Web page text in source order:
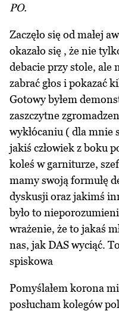
PO.
Zaczęło się od małej
okazało się , że nie
debacie przy stole, ale
zabrać głos i pokazać
Gotowy byłem
zaszczytne
wykłócaniu ( dla mnie
jakiś człowiek z boku
koleś w garniturze,
mamy swoją formułę
dyskusji oraz jakimś
było to
wrażenie, że to jakaś
nas, jak DAS wyciąć.
spiskowa
Pomyślałem korona
posłucham kolegów